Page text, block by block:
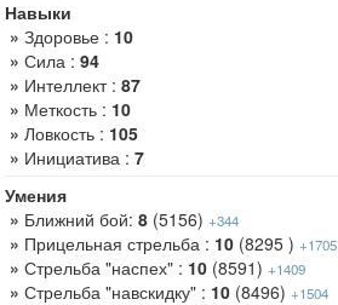
Навыки
» Здоровье : 10
» Сила : 94
» Интеллект : 87
» Меткость : 10
» Ловкость : 105
» Инициатива : 7
Умения
» Ближний бой: 8 (5156) +344
» Прицельная стрельба : 10 (8295 ) +1705
» Стрельба "наспех" : 10 (8591) +1409
» Стрельба "навскидку" : 10 (8496) +1504